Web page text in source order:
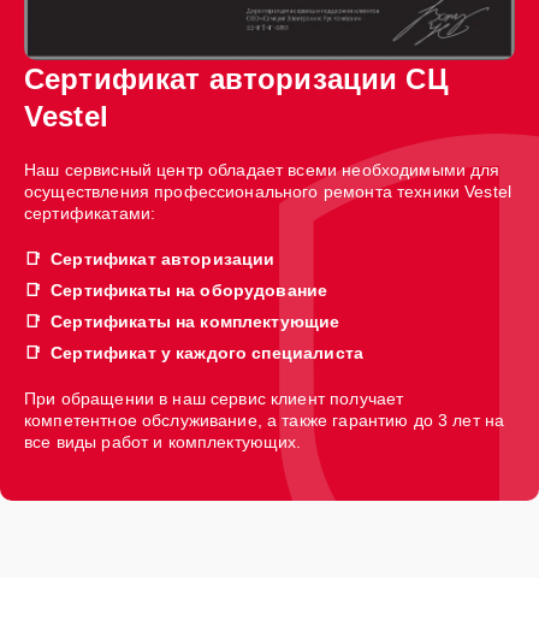
Сертификат авторизации СЦ
Vestel
Наш сервисный центр обладает всеми необходимыми для
осуществления профессионального ремонта техники Vestel
сертификатами:
Сертификат авторизации
Сертификаты на оборудование
Сертификаты на комплектующие
Сертификат у каждого специалиста
При обращении в наш сервис клиент получает
компетентное обслуживание, а также гарантию до 3 лет на
все виды работ и комплектующих.